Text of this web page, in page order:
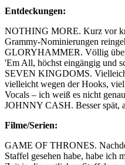
Entdeckungen:
NOTHING MORE. Kurz vor
Grammy-Nominierungen
GLORYHAMMER. Völlig
'Em All, höchst eingängig und
SEVEN KINGDOMS.
vielleicht wegen der Hooks,
Vocals – ich weiß es nicht
JOHNNY CASH. Besser spät,
Filme/Serien:
GAME OF THRONES.
Staffel gesehen habe, habe ich